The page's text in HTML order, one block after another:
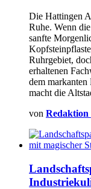
Die Hattingen
Ruhe. Wenn
sanfte
Ruhrgebiet,
erhaltenen
dem markanten
macht die
von Redaktion